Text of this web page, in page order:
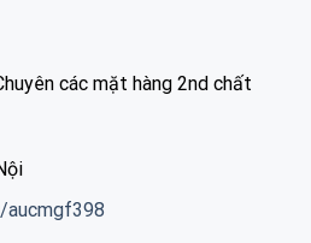
các mặt hàng 2nd chất
aucmgf398